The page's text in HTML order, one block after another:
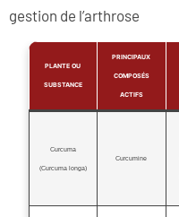
gestion de l’arthrose
PLANTE OU
SUBSTANCE
PRINCIPAUX
COMPOSÉS
ACTIFS
Curcuma
(Curcuma longa)
Curcumine